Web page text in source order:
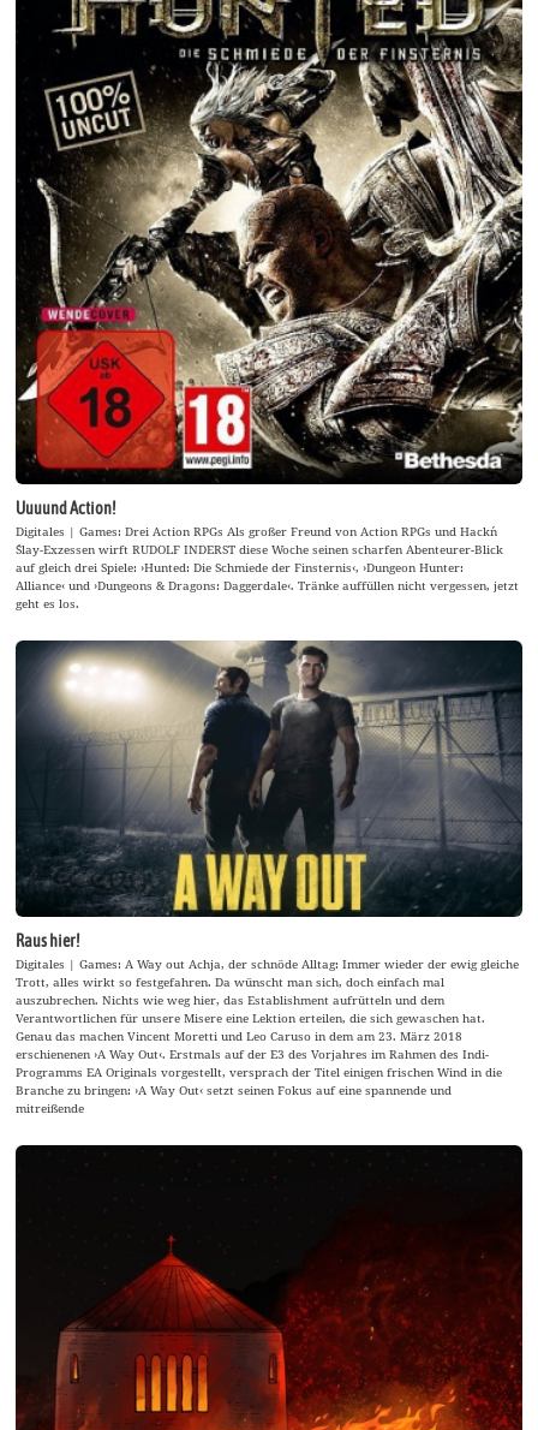
Uuuund Action!
Digitales | Games: Drei Action RPGs Als großer Freund von Action RPGs und Hack´n
´Slay-Exzessen wirft RUDOLF INDERST diese Woche seinen scharfen Abenteurer-Blick
auf gleich drei Spiele: ›Hunted: Die Schmiede der Finsternis‹, ›Dungeon Hunter:
Alliance‹ und ›Dungeons & Dragons: Daggerdale‹. Tränke auffüllen nicht vergessen, jetzt
geht es los.
Raus hier!
Digitales | Games: A Way out Achja, der schnöde Alltag: Immer wieder der ewig gleiche
Trott, alles wirkt so festgefahren. Da wünscht man sich, doch einfach mal
auszubrechen. Nichts wie weg hier, das Establishment aufrütteln und dem
Verantwortlichen für unsere Misere eine Lektion erteilen, die sich gewaschen hat.
Genau das machen Vincent Moretti und Leo Caruso in dem am 23. März 2018
erschienenen ›A Way Out‹. Erstmals auf der E3 des Vorjahres im Rahmen des Indi-
Programms EA Originals vorgestellt, versprach der Titel einigen frischen Wind in die
Branche zu bringen: ›A Way Out‹ setzt seinen Fokus auf eine spannende und
mitreißende